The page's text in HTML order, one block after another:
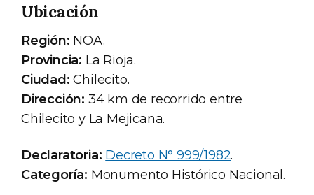
Ubicación
Región: NOA.
Provincia: La Rioja.
Ciudad: Chilecito.
Dirección: 34 km de recorrido entre
Chilecito y La Mejicana.
Declaratoria: Decreto N° 999/1982.
Categoría: Monumento Histórico Nacional.